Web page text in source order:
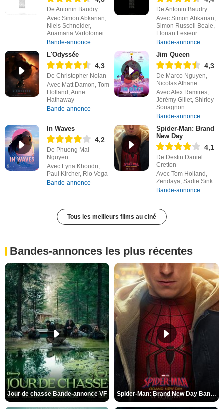
De Antonin Baudry
Avec Simon Abkarian,
Niels Schneider,
Anamaria Vartolomei
Bande-annonce
De Antonin Baudry
Avec Simon Abkarian,
Simon Russell Beale,
Florian Lesieur
Bande-annonce
L'Odyssée
4,3
De Christopher Nolan
Avec Matt Damon, Tom
Holland, Anne
Hathaway
Bande-annonce
Jim Queen
4,3
De Marco Nguyen,
Nicolas Athane
Avec Alex Ramires,
Jérémy Gillet, Shirley
Souagnon
Bande-annonce
In Waves
4,2
De Phuong Mai
Nguyen
Avec Lyna Khoudri,
Paul Kircher, Rio Vega
Bande-annonce
Spider-Man: Brand
New Day
4,1
De Destin Daniel
Cretton
Avec Tom Holland,
Zendaya, Sadie Sink
Bande-annonce
Tous les meilleurs films au ciné
Bandes-annonces les plus récentes
Jour de chasse Bande-annonce VF Spider-Man: Brand New Day Bande-annonce (3) VO STFR